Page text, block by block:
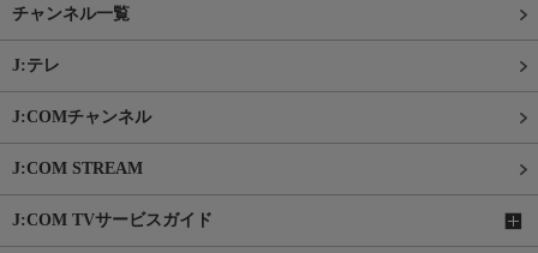
チャンネル一覧
J:テレ
J:COMチャンネル
J:COM STREAM
J:COM TVサービスガイド